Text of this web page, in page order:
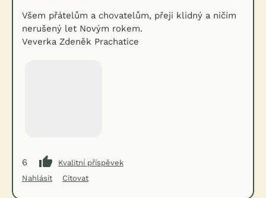
Všem přátelům a chovatelům, přeji klidný a ničím
nerušený let Novým rokem.
Veverka Zdeněk Prachatice
6
Kvalitní příspěvek
Nahlásit
Citovat